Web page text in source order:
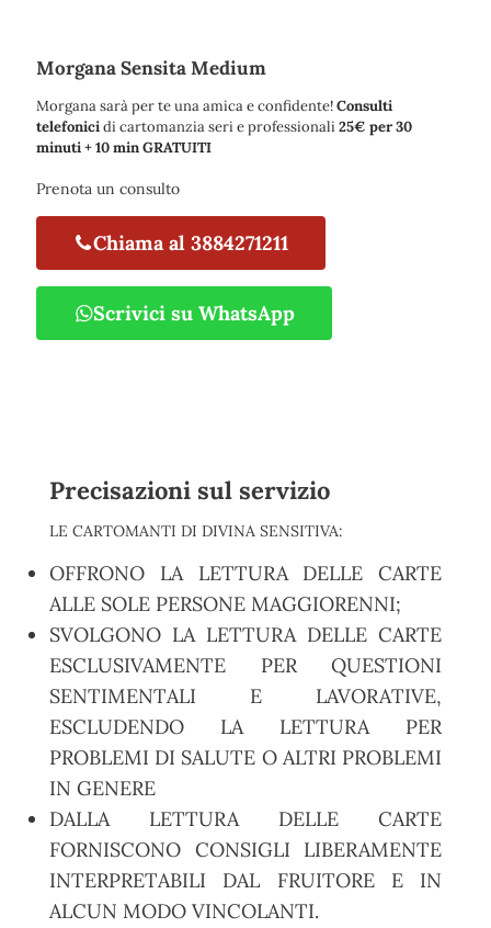
Morgana Sensita Medium
Morgana sarà per te una amica e confidente!Consulti
telefonicidi cartomanzia seri e professionali25€ per 30
minuti + 10 min GRATUITI
Prenota un consulto
Chiama al 3884271211
Scrivici su WhatsApp
Precisazioni sul servizio
LE CARTOMANTI DI DIVINA SENSITIVA:
OFFRONO LA LETTURA DELLE CARTE
ALLE SOLE PERSONE MAGGIORENNI;
SVOLGONO LA LETTURA DELLE CARTE
ESCLUSIVAMENTE PER QUESTIONI
SENTIMENTALI E LAVORATIVE,
ESCLUDENDO LA LETTURA PER
PROBLEMI DI SALUTE O ALTRI PROBLEMI
IN GENERE
DALLA LETTURA DELLE CARTE
FORNISCONO CONSIGLI LIBERAMENTE
INTERPRETABILI DAL FRUITORE E IN
ALCUN MODO VINCOLANTI.